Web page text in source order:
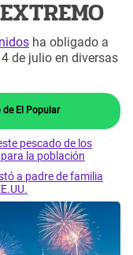
ha obligado a
de julio en diversas
El Popular
pescado de los
la población
a padre de familia